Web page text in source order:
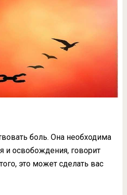
боль. Она необходима
и освобождения, говорит
это может сделать вас